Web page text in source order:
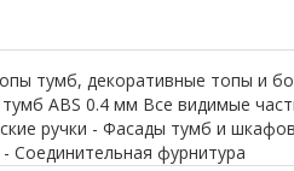
тумб, декоративные топы и
ABS 0.4 мм Все видимые
ручки - Фасады тумб и
Соединительная фурнитура